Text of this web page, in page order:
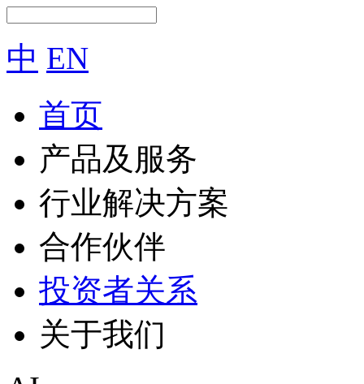
中 EN
首页
产品及服务
行业解决方案
合作伙伴
投资者关系
关于我们